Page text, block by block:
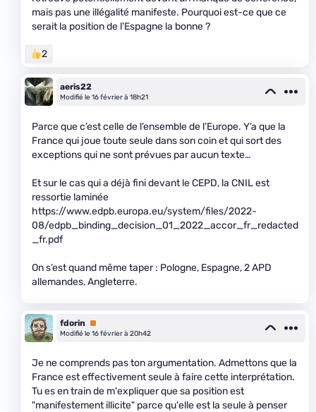
mais pas une illégalité manifeste. Pourquoi est-ce que ce
serait la position de l'Espagne la bonne ?
2
aeris22
Modifié le 16 février à 18h21
Parce que c’est celle de l’ensemble de l’Europe. Y’a que la
France qui joue toute seule dans son coin et qui sort des
exceptions qui ne sont prévues par aucun texte…
Et sur le cas qui a déjà fini devant le CEPD, la CNIL est
ressortie laminée
https://www.edpb.europa.eu/system/files/2022-
08/edpb_binding_decision_01_2022_accor_fr_redacted
_fr.pdf
On s’est quand même taper : Pologne, Espagne, 2 APD
allemandes, Angleterre.
fdorin
Premium
Modifié le 16 février à 20h42
Je ne comprends pas ton argumentation. Admettons que la
France est effectivement seule à faire cette interprétation.
Tu es en train de m'expliquer que sa position est
"manifestement illicite" parce qu'elle est la seule à penser